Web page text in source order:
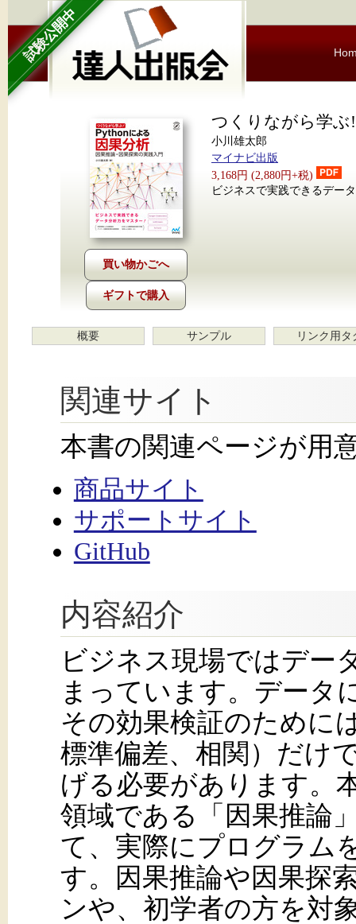
試験公開中
ギフトで購入
つくりながら学ぶ
小川雄太郎
マイナビ出版
3,168円 (2,880円+税)
ビジネスで実践できるデー
概要 サンプル リンク用タ
関連サイト
本書の関連ページが用
商品サイト
サポートサイト
GitHub
内容紹介
ビジネス現場ではデー
まっています。データ
その効果検証のために
標準偏差、相関）だけ
げる必要があります。
領域である「因果推論
て、実際にプログラム
す。因果推論や因果探
ンや、初学者の方を対